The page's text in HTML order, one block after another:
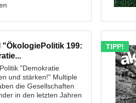
"ÖkologiePolitik 199:
"Demokratie
und stärken!" Multiple
die Gesellschaften
in den letzten Jahren
TIPP!